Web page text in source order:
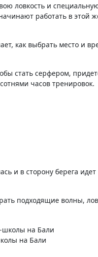
ловкость и
работать в этой
как выбрать место и
стать серфером,
часов тренировок.
и в сторону берега
подходящие волны,
на Бали